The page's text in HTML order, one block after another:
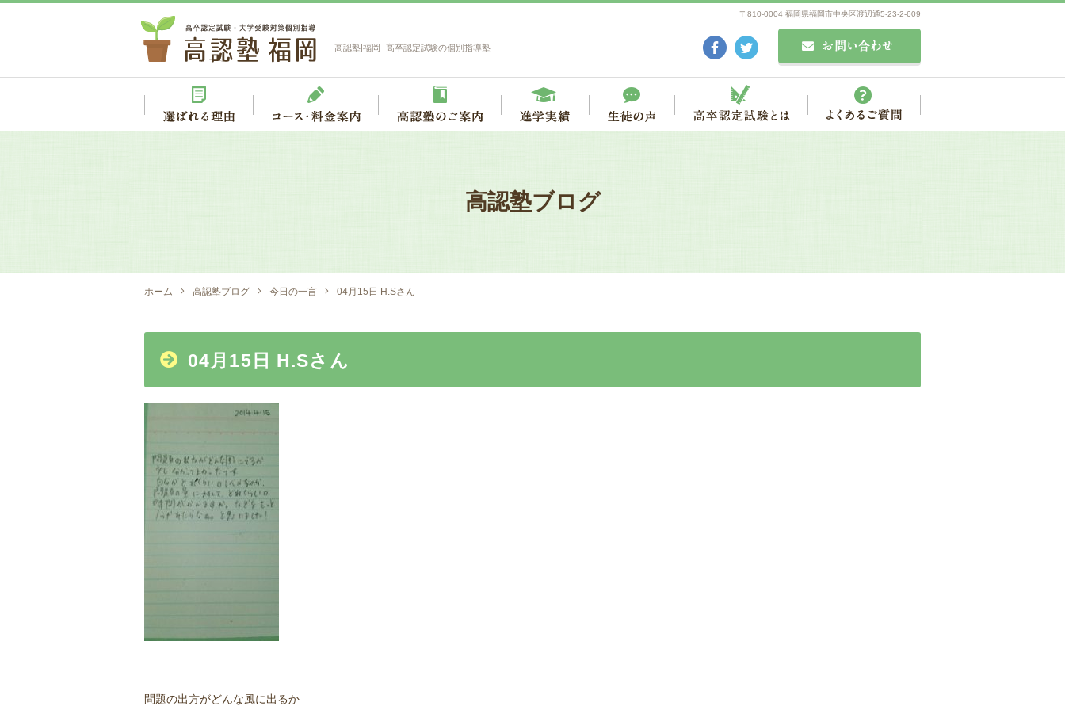
高認塾|福岡- 高卒認定試験の個別指導塾
〒810-0004 福岡県福岡市中央区渡辺通5-23-2-609
高認塾ブログ
ホーム 高認塾ブログ 今日の一言 04月15日 H.Sさん
04月15日 H.Sさん
問題の出方がどんな風に出るか